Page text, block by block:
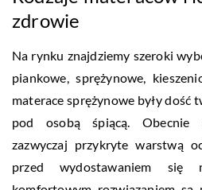
zdrowie
Na rynku znajdziemy szeroki
piankowe, sprężynowe,
materace sprężynowe były dość
pod osobą śpiącą. Obecnie
zazwyczaj przykryte warstwą
przed wydostawaniem się